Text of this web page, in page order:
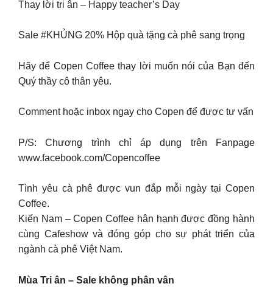
Thay lời tri ân – Happy teacher’s Day
Sale #KHỦNG 20% Hộp quà tặng cà phê sang trọng
Hãy để Copen Coffee thay lời muốn nói của Bạn đến
Quý thầy cô thân yêu.
Comment hoặc inbox ngay cho Copen để được tư vấn
P/S: Chương trình chỉ áp dụng trên Fanpage
www.facebook.com/Copencoffee
Tình yêu cà phê được vun đắp mỗi ngày tại Copen
Coffee.
Kiến Nam – Copen Coffee hân hạnh được đồng hành
cùng Cafeshow và đóng góp cho sự phát triển của
ngành cà phê Việt Nam.
Mùa Tri ân – Sale không phân vân